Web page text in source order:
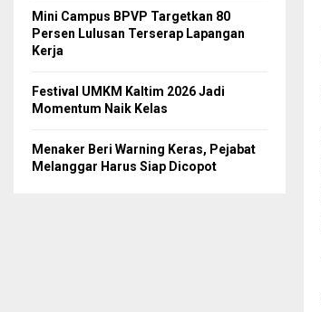
Mini Campus BPVP Targetkan 80
Persen Lulusan Terserap Lapangan
Kerja
Festival UMKM Kaltim 2026 Jadi
Momentum Naik Kelas
Menaker Beri Warning Keras, Pejabat
Melanggar Harus Siap Dicopot